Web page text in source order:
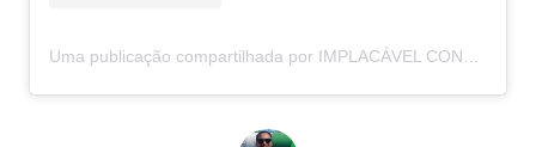
Uma publicação compartilhada por IMPLACÁVEL CONCURSOS (@implacavelconcursos)